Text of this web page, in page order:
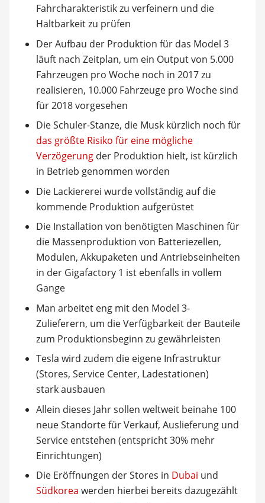
Fahrcharakteristik zu verfeinern und die
Haltbarkeit zu prüfen
Der Aufbau der Produktion für das Model 3
läuft nach Zeitplan, um ein Output von 5.000
Fahrzeugen pro Woche noch in 2017 zu
realisieren, 10.000 Fahrzeuge pro Woche sind
für 2018 vorgesehen
Die Schuler-Stanze, die Musk kürzlich noch für
das größte Risiko für eine mögliche
Verzögerungder Produktion hielt, ist kürzlich
in Betrieb genommen worden
Die Lackiererei wurde vollständig auf die
kommende Produktion aufgerüstet
Die Installation von benötigten Maschinen für
die Massenproduktion von Batteriezellen,
Modulen, Akkupaketen und Antriebseinheiten
in der Gigafactory 1 ist ebenfalls in vollem
Gange
Man arbeitet eng mit den Model 3-
Zulieferern, um die Verfügbarkeit der Bauteile
zum Produktionsbeginn zu gewährleisten
Tesla wird zudem die eigene Infrastruktur
(Stores, Service Center, Ladestationen)
stark ausbauen
Allein dieses Jahr sollen weltweit beinahe 100
neue Standorte für Verkauf, Auslieferung und
Service entstehen (entspricht 30% mehr
Einrichtungen)
Die Eröffnungen der Stores in Dubai und
Südkorea werden hierbei bereits dazugezählt